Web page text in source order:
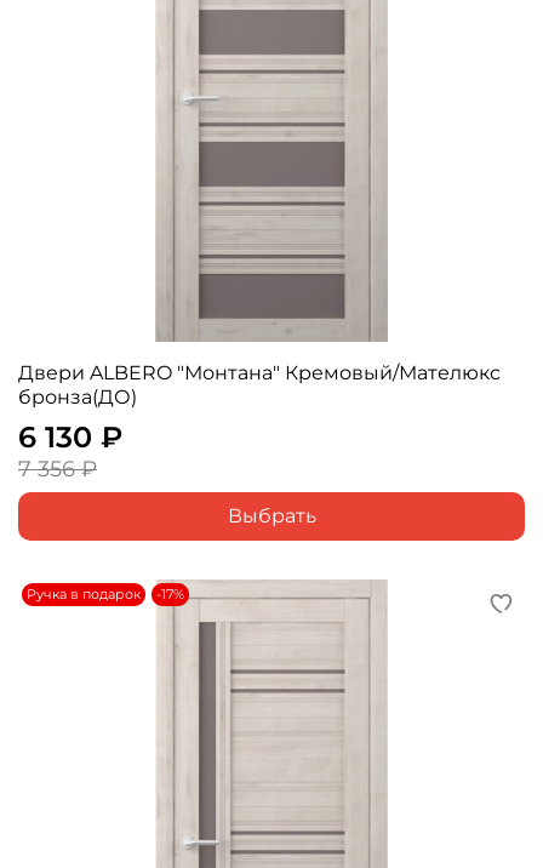
Двери ALBERO "Монтана" Кремовый/Мателюкс
бронза(ДО)
6 130 ₽
7 356 ₽
Выбрать
Ручка в подарок -17%